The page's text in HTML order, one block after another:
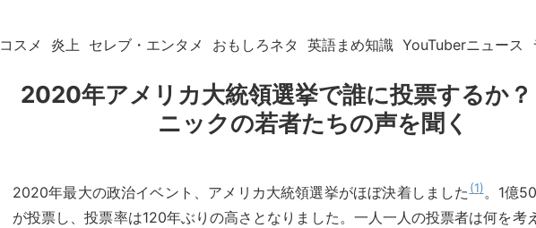
コスメ 炎上 セレブ・エンタメ おもしろネタ 英語まめ知識 YouTuberニュース
2020年アメリカ大統領選挙で誰に投票するか
ニックの若者たちの声を聞く
2020年最大の政治イベント、アメリカ大統領選挙がほぼ決着しました 1 。1億
が投票し、投票率は120年ぶりの高さとなりました。一人一人の投票者は何を考